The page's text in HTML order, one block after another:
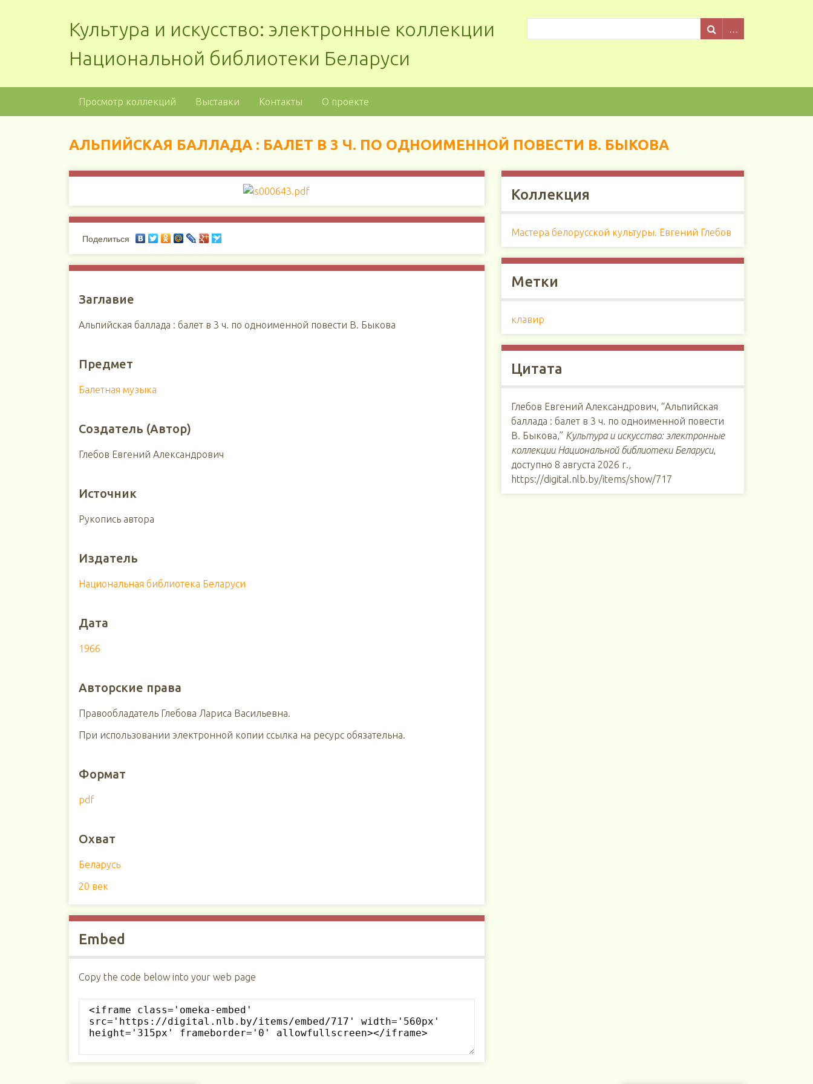
Культура и искусство: электронные коллекции
Национальной библиотеки Беларуси
Просмотр коллекций Выставки Контакты О проекте
АЛЬПИЙСКАЯ БАЛЛАДА : БАЛЕТ В 3 Ч. ПО ОДНОИМЕННОЙ ПОВЕСТИ В. БЫКОВА
Поделиться
Заглавие
Альпийская баллада : балет в 3 ч. по одноименной повести В. Быкова
Предмет
Балетная музыка
Создатель (Автор)
Глебов Евгений Александрович
Источник
Рукопись автора
Издатель
Национальная библиотека Беларуси
Дата
1966
Авторские права
Правообладатель Глебова Лариса Васильевна.
При использовании электронной копии ссылка на ресурс обязательна.
Формат
pdf
Охват
Беларусь
20 век
Embed
Copy the code below into your web page
Коллекция
Мастера белорусской культуры. Евгений Глебов
Метки
клавир
Цитата
Глебов Евгений Александрович, “Альпийская
баллада : балет в 3 ч. по одноименной повести
В. Быкова,” Культура и искусство: электронные
коллекции Национальной библиотеки Беларуси,
доступно 8 августа 2026 г.,
https://digital.nlb.by/items/show/717